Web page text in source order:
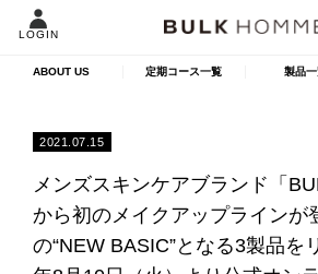
LOGIN
ABOUT US 定期コース一覧 製品
2021.07.15
メンズスキンケアブランド「
から初のメイクアップライン
の“NEW BASIC”となる3製品